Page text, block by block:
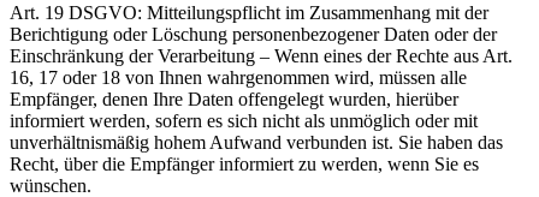
Art. 19 DSGVO: Mitteilungspflicht im Zusammenhang mit der
Berichtigung oder Löschung personenbezogener Daten oder der
Einschränkung der Verarbeitung – Wenn eines der Rechte aus Art.
16, 17 oder 18 von Ihnen wahrgenommen wird, müssen alle
Empfänger, denen Ihre Daten offengelegt wurden, hierüber
informiert werden, sofern es sich nicht als unmöglich oder mit
unverhältnismäßig hohem Aufwand verbunden ist. Sie haben das
Recht, über die Empfänger informiert zu werden, wenn Sie es
wünschen.